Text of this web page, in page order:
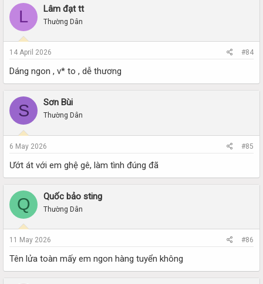
L Lâm đạt tt
Thường Dân
14 April 2026 #84
Dáng ngon , v* to , dễ thương
S Sơn Bùi
Thường Dân
6 May 2026 #85
Ướt át với em ghệ gê, làm tình đúng đã
Q Quốc bảo sting
Thường Dân
11 May 2026 #86
Tên lửa toàn mấy em ngon hàng tuyển không